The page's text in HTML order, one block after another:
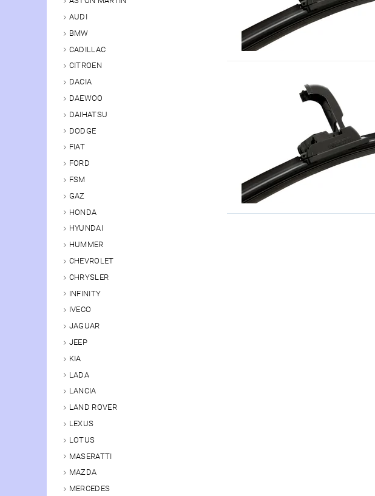
AUDI
BMW
CADILLAC
CITROEN
DACIA
DAEWOO
DAIHATSU
DODGE
FIAT
FORD
FSM
GAZ
HONDA
HYUNDAI
HUMMER
CHEVROLET
CHRYSLER
INFINITY
IVECO
JAGUAR
JEEP
KIA
LADA
LANCIA
LAND ROVER
LEXUS
LOTUS
MASERATTI
MAZDA
MERCEDES